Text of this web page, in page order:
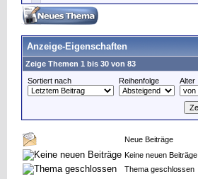
Anzeige-Eigenschaften
Zeige Themen 1 bis 30 von 83
Sortiert nach
Reihenfolge Alter
Neue Beiträge
Keine neuen Beiträge
Thema geschlossen